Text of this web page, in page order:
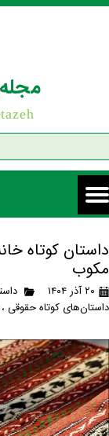
داستان کوتاه
مکوب
۲۰ آذر ۱۴۰۴
داستان‌های کوتاه حقوقی،